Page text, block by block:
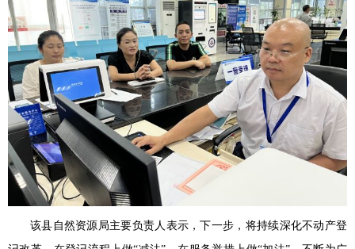
该县自然资源局主要负责人表示，下一步，将持续深化不动产登